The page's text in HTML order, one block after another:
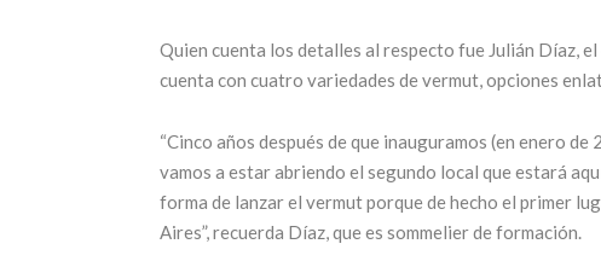
17 julio, 2026
CONTINUAR
Quien cuenta los detalles al respecto fue Julián Díaz,
cuenta con cuatro variedades de vermut, opciones
“Cinco años después de que inauguramos (en enero
vamos a estar abriendo el segundo local que estará
forma de lanzar el vermut porque de hecho el primer
Aires”, recuerda Díaz, que es sommelier de formación.